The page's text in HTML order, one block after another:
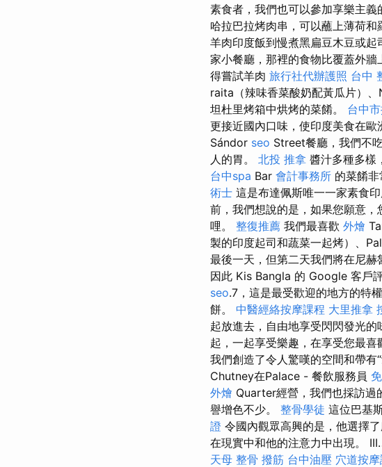
素食者，我們也可以參加享樂主
哈拉巴拉烤肉串，可以蘸上薄荷和
羊肉印度飯到慢煮黑扁豆木豆或
家小餐廳，那裡的食物比覆蓋外牆
得嘗試羊肉 旅行社代辦護照 台中
raita（辣味香菜酸奶配黃瓜片）、
坦杜里烤箱中烘烤的菜餚。 台中
更接近國內口味，使印度美食在
Sándor seo Street餐廳，我們不
人的胃。 北投 推拿 醬汁多種多樣
台中spa Bar 會計事務所 的菜餚
術士 這是布達佩斯唯一一家素食
前，我們想說的是，如果您願意
哩。 整復推薦 我們最喜歡 外燴
製的印度起司和蔬菜一起烤）、
最後一天，但第二天我們將在尼赫
因此 Kis Bangla 的 Google 客戶
seo.7，這是最受歡迎的地方的特權
餅。 中醫經絡按摩課程 大里推拿
起放進去，自由地享受閃閃發光的
起，一起享受樂趣，在享受您最
我們創造了令人驚嘆的空間和帶
Chutney在Palace - 餐飲服務員
外燴 Quarter經營，我們也採訪過
譽增色不少。 整骨學徒 這位巴基
證 令國內觀眾高興的是，他選擇
在現實中和他的注意力中出現。 III.
天母 整骨 撥筋 台中油壓 穴道按